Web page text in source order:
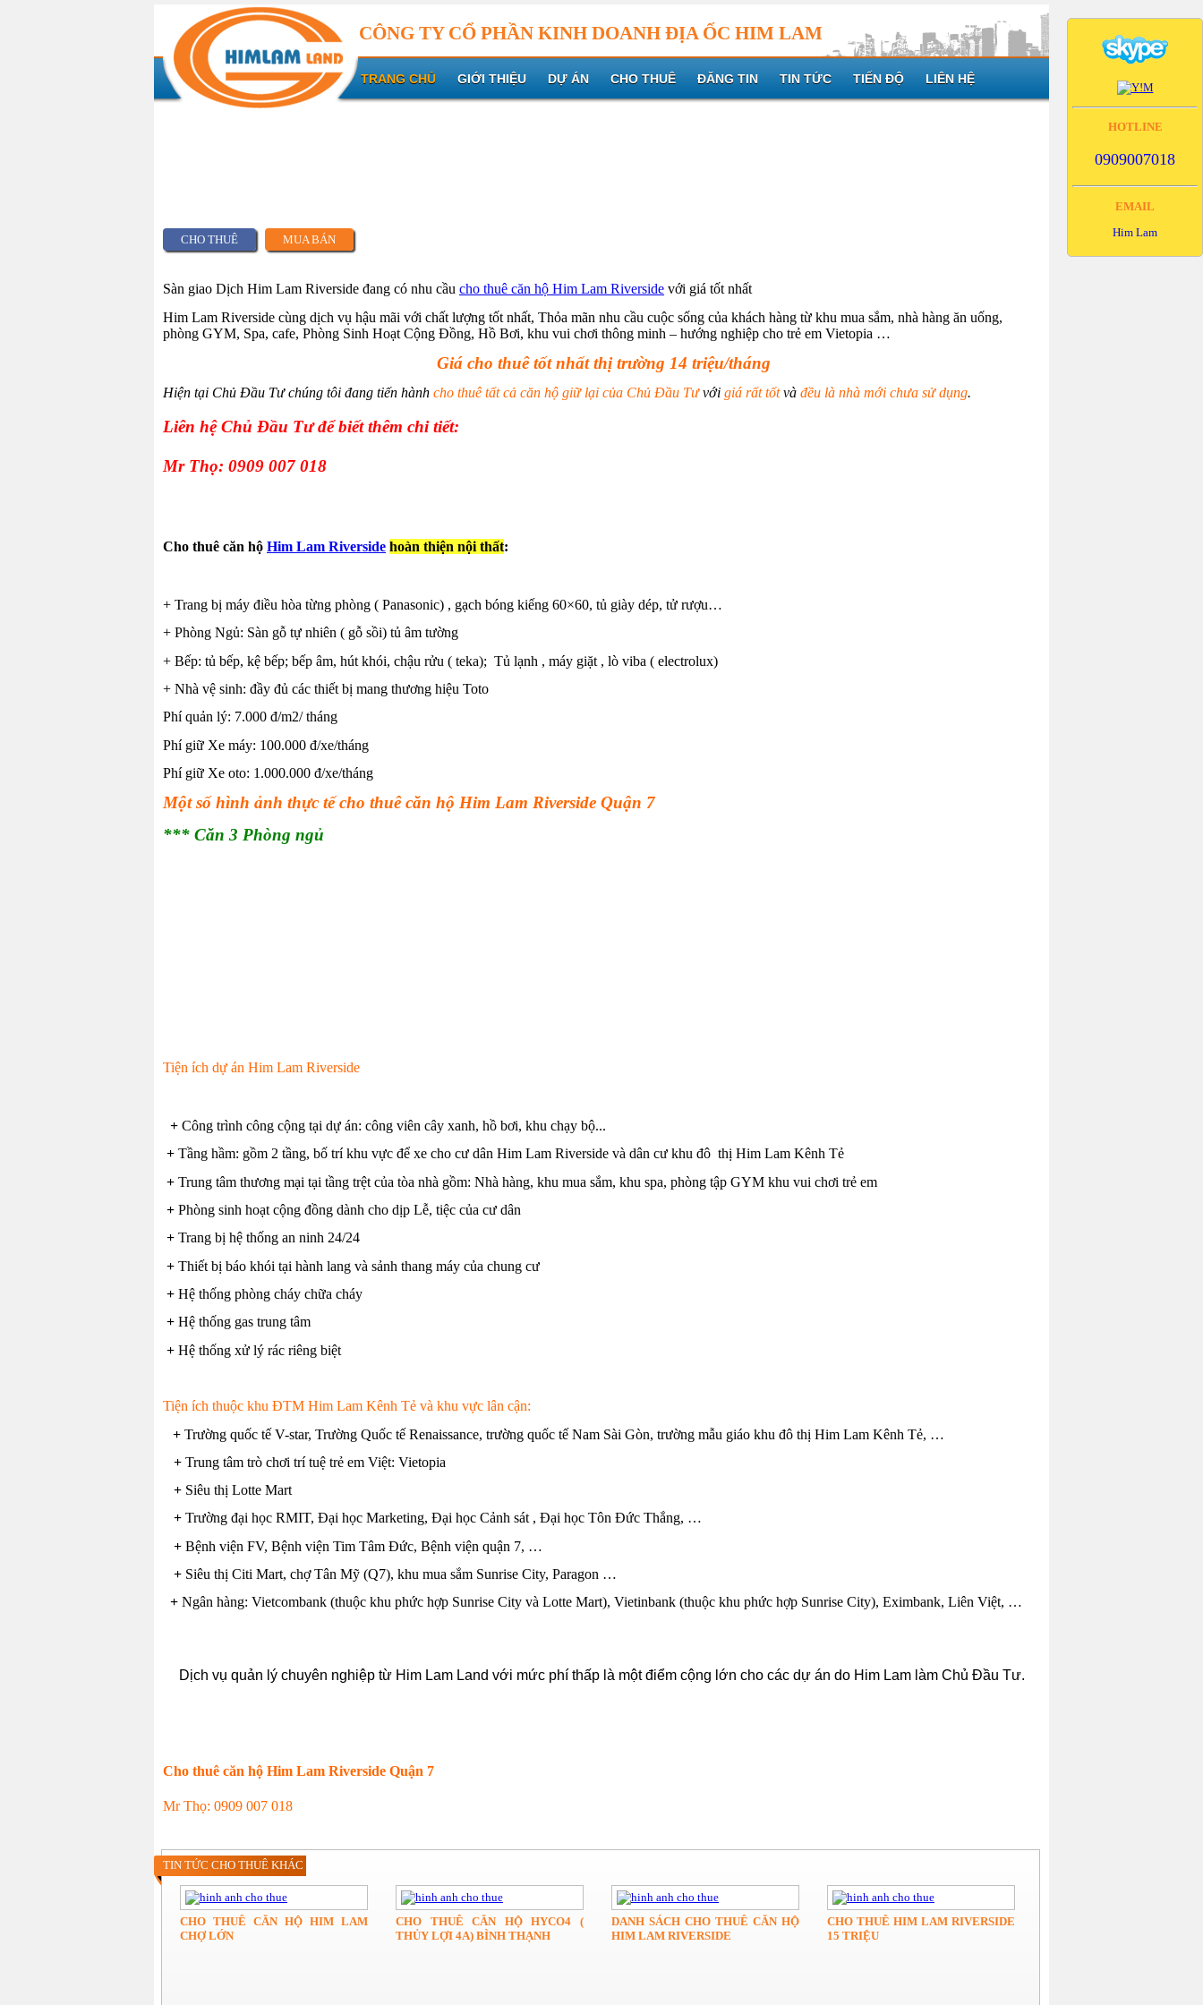
CÔNG TY CỔ PHẦN KINH DOANH ĐỊA ỐC HIM LAM
TRANG CHỦ GIỚI THIỆU DỰ ÁN CHO THUÊ ĐĂNG TIN TIN TỨC TIẾN ĐỘ LIÊN HỆ
CHO THUÊ MUA BÁN
Sàn giao Dịch Him Lam Riverside đang có nhu cầu cho thuê căn hộ Him Lam Riverside với giá tốt nhất
Him Lam Riverside cùng dịch vụ hậu mãi với chất lượng tốt nhất, Thỏa mãn nhu cầu cuộc sống của khách hàng từ khu mua sắm, nhà hàng ăn uống,
phòng GYM, Spa, cafe, Phòng Sinh Hoạt Cộng Đồng, Hồ Bơi, khu vui chơi thông minh – hướng nghiệp cho trẻ em Vietopia …
Giá cho thuê tốt nhất thị trường 14 triệu/tháng
Hiện tại Chủ Đầu Tư chúng tôi đang tiến hành cho thuê tất cả căn hộ giữ lại của Chủ Đầu Tưvới giá rất tốtvà đều là nhà mới chưa sử dụng.
Liên hệ Chủ Đầu Tư để biết thêm chi tiết:
Mr Thọ: 0909 007 018
Cho thuê căn hộ Him Lam Riverside hoàn thiện nội thất:
+ Trang bị máy điều hòa từng phòng ( Panasonic) , gạch bóng kiếng 60×60, tủ giày dép, tử rượu…
+ Phòng Ngủ: Sàn gỗ tự nhiên ( gỗ sồi) tủ âm tường
+ Bếp: tủ bếp, kệ bếp; bếp âm, hút khói, chậu rửu ( teka); Tủ lạnh , máy giặt , lò viba ( electrolux)
+ Nhà vệ sinh: đầy đủ các thiết bị mang thương hiệu Toto
Phí quản lý: 7.000 đ/m2/ tháng
Phí giữ Xe máy: 100.000 đ/xe/tháng
Phí giữ Xe oto: 1.000.000 đ/xe/tháng
Một số hình ảnh thực tế cho thuê căn hộ Him Lam Riverside Quận 7
*** Căn 3 Phòng ngủ
Tiện ích dự án Him Lam Riverside
+ Công trình công cộng tại dự án: công viên cây xanh, hồ bơi, khu chạy bộ...
+ Tầng hầm: gồm 2 tầng, bố trí khu vực để xe cho cư dân Him Lam Riverside và dân cư khu đô thị Him Lam Kênh Tẻ
+ Trung tâm thương mại tại tầng trệt của tòa nhà gồm: Nhà hàng, khu mua sắm, khu spa, phòng tập GYM khu vui chơi trẻ em
+ Phòng sinh hoạt cộng đồng dành cho dịp Lễ, tiệc của cư dân
+ Trang bị hệ thống an ninh 24/24
+ Thiết bị báo khói tại hành lang và sảnh thang máy của chung cư
+ Hệ thống phòng cháy chữa cháy
+ Hệ thống gas trung tâm
+ Hệ thống xử lý rác riêng biệt
Tiện ích thuộc khu ĐTM Him Lam Kênh Tẻ và khu vực lân cận:
+ Trường quốc tế V-star, Trường Quốc tế Renaissance, trường quốc tế Nam Sài Gòn, trường mẫu giáo khu đô thị Him Lam Kênh Tẻ, …
+ Trung tâm trò chơi trí tuệ trẻ em Việt: Vietopia
+ Siêu thị Lotte Mart
+ Trường đại học RMIT, Đại học Marketing, Đại học Cảnh sát , Đại học Tôn Đức Thắng, …
+ Bệnh viện FV, Bệnh viện Tim Tâm Đức, Bệnh viện quận 7, …
+ Siêu thị Citi Mart, chợ Tân Mỹ (Q7), khu mua sắm Sunrise City, Paragon …
+ Ngân hàng: Vietcombank (thuộc khu phức hợp Sunrise City và Lotte Mart), Vietinbank (thuộc khu phức hợp Sunrise City), Eximbank, Liên Việt, …
Dịch vụ quản lý chuyên nghiệp từ Him Lam Land với mức phí thấp là một điểm cộng lớn cho các dự án do Him Lam làm Chủ Đầu Tư.
Cho thuê căn hộ Him Lam Riverside Quận 7
Mr Thọ: 0909 007 018
TIN TỨC CHO THUÊ KHÁC
CHO THUÊ CĂN HỘ HIM LAM
CHỢ LỚN
CHO THUÊ CĂN HỘ HYCO4 (
THỦY LỢI 4A) BÌNH THẠNH
DANH SÁCH CHO THUÊ CĂN HỘ
HIM LAM RIVERSIDE
CHO THUÊ HIM LAM RIVERSIDE
15 TRIỆU
HOTLINE
0909007018
EMAIL
Him Lam